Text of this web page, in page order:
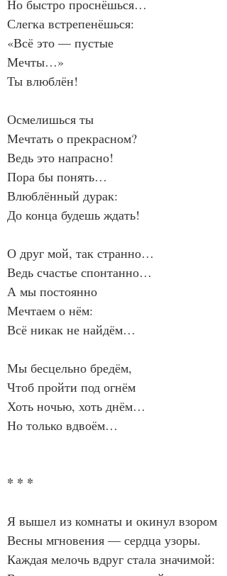
Но быстро проснёшься…
Слегка встрепенёшься:
«Всё это — пустые
Мечты…»
Ты влюблён!
Осмелишься ты
Мечтать о прекрасном?
Ведь это напрасно!
Пора бы понять…
Влюблённый дурак:
До конца будешь ждать!
О друг мой, так странно…
Ведь счастье спонтанно…
А мы постоянно
Мечтаем о нём:
Всё никак не найдём…
Мы бесцельно бредём,
Чтоб пройти под огнём
Хоть ночью, хоть днём…
Но только вдвоём…
* * *
Я вышел из комнаты и окинул взором
Весны мгновения — сердца узоры.
Каждая мелочь вдруг стала значимой: